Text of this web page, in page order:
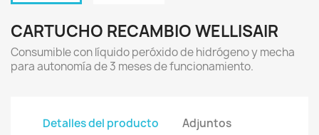
CARTUCHO RECAMBIO WELLISAIR
Consumible con líquido peróxido de hidrógeno y mecha
para autonomía de 3 meses de funcionamiento.
Detalles del producto Adjuntos